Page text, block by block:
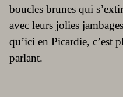
boucles brunes qui
avec leurs jolies
qu’ici en Picardie, c’est
parlant.